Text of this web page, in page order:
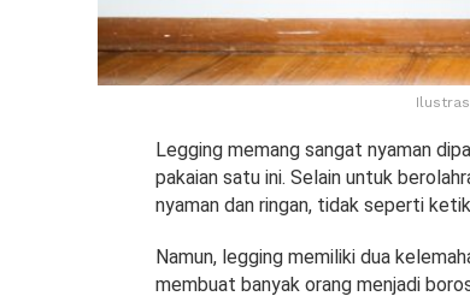
Legging memang sangat nyaman
pakaian satu ini. Selain untuk
nyaman dan ringan, tidak seperti
Namun, legging memiliki dua
membuat banyak orang menjadi